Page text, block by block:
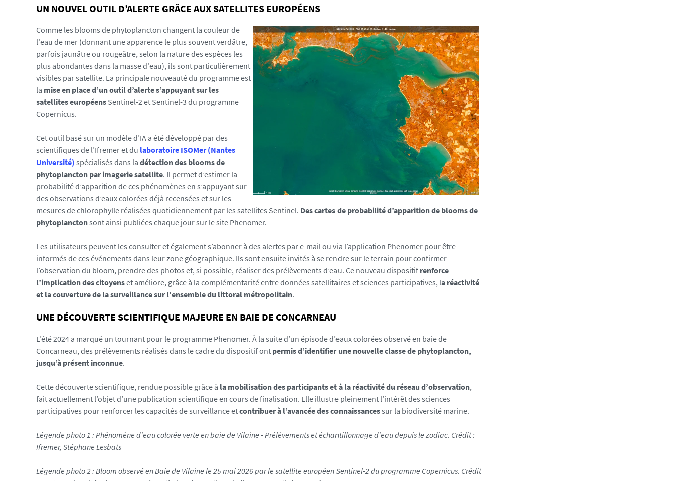
m
d
i
a
s
/
p
h
o
o
/
p
h
e
n
o
m
r
_
1
7
8
4
6
4
9
3
5
5
UN NOUVEL OUTIL D’ALERTE GRÂCE AUX SATELLITES EUROPÉENS
Comme les blooms de phytoplancton changent la couleur de
l'eau de mer (donnant une apparence le plus souvent verdâtre,
parfois jaunâtre ou rougeâtre, selon la nature des espèces les
plus abondantes dans la masse d'eau), ils sont particulièrement
visibles par satellite. La principale nouveauté du programme est
la mise en place d’un outil d’alerte s’appuyant sur les
satellites européens Sentinel-2 et Sentinel-3 du programme
Copernicus.
Cet outil basé sur un modèle d’IA a été développé par des
scientifiques de l’Ifremer et du laboratoire ISOMer (Nantes
Université) spécialisés dans la détection des blooms de
phytoplancton par imagerie satellite. Il permet d’estimer la
probabilité d’apparition de ces phénomènes en s’appuyant sur
des observations d’eaux colorées déjà recensées et sur les
mesures de chlorophylle réalisées quotidiennement par les satellites Sentinel. Des cartes de probabilité d’apparition de blooms de
phytoplanctonsont ainsi publiées chaque jour sur le site Phenomer.
Les utilisateurs peuvent les consulter et également s’abonner à des alertes par e-mail ou via l’application Phenomer pour être
informés de ces événements dans leur zone géographique. Ils sont ensuite invités à se rendre sur le terrain pour confirmer
l’observation du bloom, prendre des photos et, si possible, réaliser des prélèvements d’eau. Ce nouveau dispositif renforce
l’implication des citoyenset améliore, grâce à la complémentarité entre données satellitaires et sciences participatives, la réactivité
et la couverture de la surveillance sur l’ensemble du littoral métropolitain.
UNE DÉCOUVERTE SCIENTIFIQUE MAJEURE EN BAIE DE CONCARNEAU
L’été 2024 a marqué un tournant pour le programme Phenomer. À la suite d’un épisode d’eaux colorées observé en baie de
Concarneau, des prélèvements réalisés dans le cadre du dispositif ont permis d’identifier une nouvelle classe de phytoplancton,
jusqu’à présent inconnue.
Cette découverte scientifique, rendue possible grâce à la mobilisation des participants et à la réactivité du réseau d’observation,
fait actuellement l’objet d’une publication scientifique en cours de finalisation. Elle illustre pleinement l’intérêt des sciences
participatives pour renforcer les capacités de surveillance etcontribuer à l’avancée des connaissancessur la biodiversité marine.
Légende photo 1 : Phénomène d'eau colorée verte en baie de Vilaine - Prélèvements et échantillonnage d'eau depuis le zodiac. Crédit :
Ifremer, Stéphane Lesbats
Légende photo 2 : Bloom observé en Baie de Vilaine le 25 mai 2026 par le satellite européen Sentinel-2 du programme Copernicus. Crédit